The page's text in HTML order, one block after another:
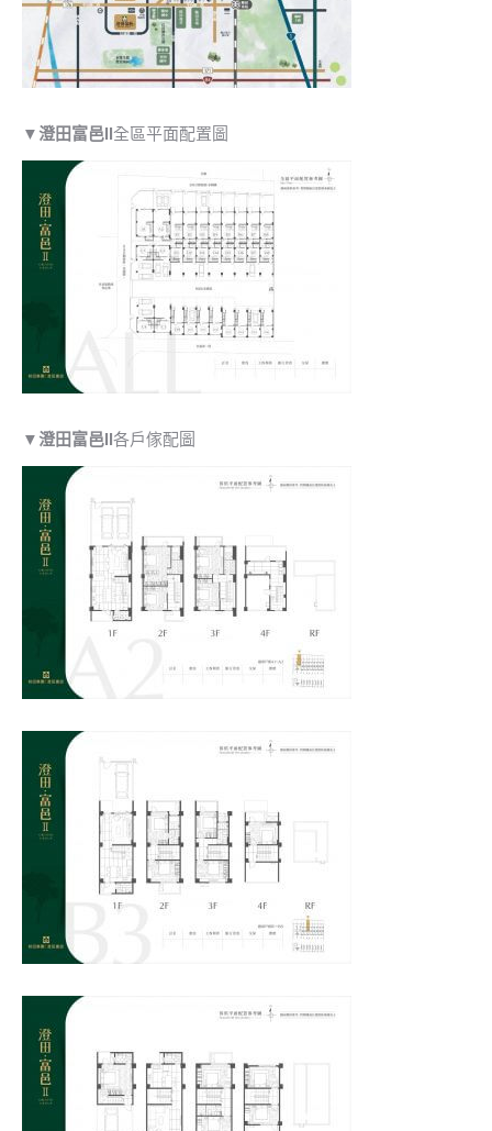
▼ 澄田富邑II全區平面配置圖
▼ 澄田富邑II各戶傢配圖